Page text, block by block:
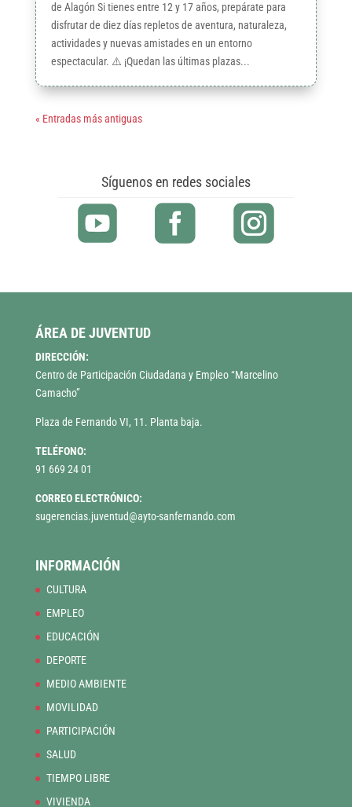
de Alagón Si tienes entre 12 y 17 años, prepárate para
disfrutar de diez días repletos de aventura, naturaleza,
actividades y nuevas amistades en un entorno
espectacular. ⚠️ ¡Quedan las últimas plazas...
« Entradas más antiguas
Síguenos en redes sociales
ÁREA DE JUVENTUD
DIRECCIÓN:
Centro de Participación Ciudadana y Empleo “Marcelino
Camacho”
Plaza de Fernando VI, 11. Planta baja.
TELÉFONO:
91 669 24 01
CORREO ELECTRÓNICO:
sugerencias.juventud@ayto-sanfernando.com
INFORMACIÓN
CULTURA
EMPLEO
EDUCACIÓN
DEPORTE
MEDIO AMBIENTE
MOVILIDAD
PARTICIPACIÓN
SALUD
TIEMPO LIBRE
VIVIENDA